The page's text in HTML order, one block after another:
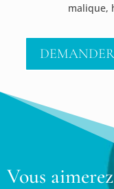
malique,
Vous